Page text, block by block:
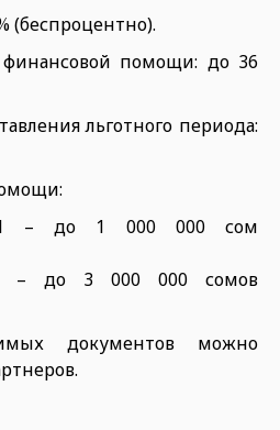
(беспроцентно).
финансовой помощи: до 36
льготного периода:
1 – до 1 000 000 сом
– до 3 000 000 сомов
документов можно